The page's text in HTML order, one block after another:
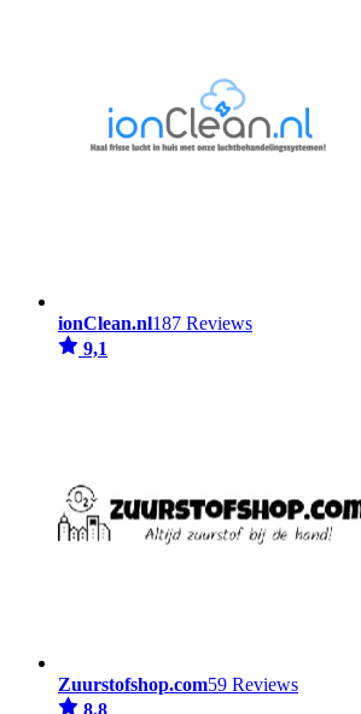
ionClean.nl187 Reviews
9,1
Zuurstofshop.com59 Reviews